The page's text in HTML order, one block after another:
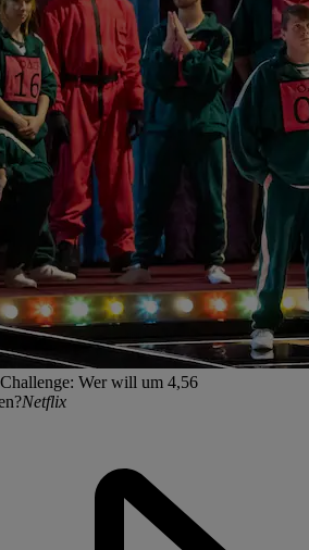
Wer will um 4,56
Netflix